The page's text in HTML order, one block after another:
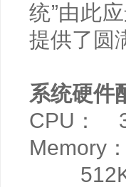
统”由此
提供了圆
系统硬件
CPU：
Memory